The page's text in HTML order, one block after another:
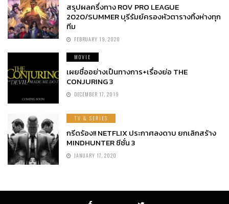
สรุปผลครึ่งทาง ROV PRO LEAGUE
2020/SUMMER บุรีรัมย์ครองหัวตารางทิ้งห่างทุก
ทีม
FEBRUARY 19, 2020
MOVIE
เผยชื่ออย่างเป็นทางการ+เรื่องย่อ THE
CONJURING 3
DECEMBER 17, 2019
TV & SERIES
กรีดร้อง!! NETFLIX ประกาศลงดาบ ยกเลิกสร้าง
MINDHUNTER ซีซั่น 3
JANUARY 17, 2020